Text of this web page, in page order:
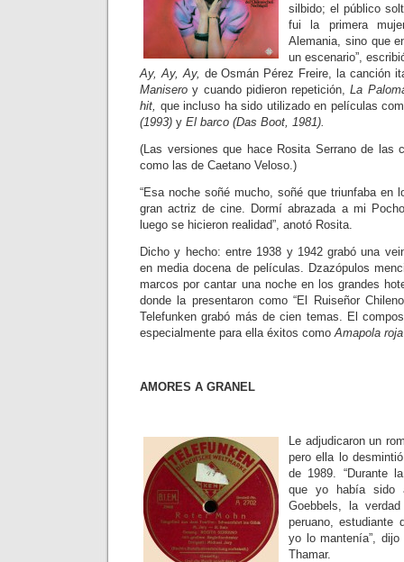
silbido; el público
fui la primera
Alemania, sino que
un escenario”,
Ay, Ay, Ay, de Osmán Pérez Freire, la canción
Manisero y cuando pidieron repetición,La
hit, que incluso ha sido utilizado en películas
(1993) y El barco (Das Boot, 1981).
(Las versiones que hace Rosita Serrano de las
como las de Caetano Veloso.)
“Esa noche soñé mucho, soñé que triunfaba en
gran actriz de cine. Dormí abrazada a mi
luego se hicieron realidad”, anotó Rosita.
Dicho y hecho: entre 1938 y 1942 grabó una
en media docena de películas. Dzazópulos
marcos por cantar una noche en los grandes
donde la presentaron como “El Ruiseñor
Telefunken grabó más de cien temas. El
especialmente para ella éxitos comoAmapola
AMORES A GRANEL
Le adjudicaron un
pero ella lo
de 1989. “Durante
que yo había sido
Goebbels, la
peruano, estudiante
yo lo mantenía”,
Thamar.